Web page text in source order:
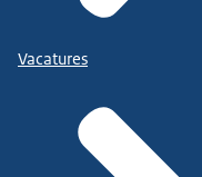
Vacatures